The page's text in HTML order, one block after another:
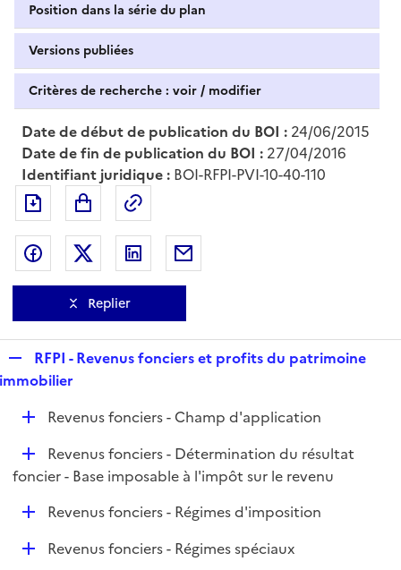
Position dans la série du plan
Versions publiées
Critères de recherche : voir / modifier
Date de début de publication du BOI : 24/06/2015
Date de fin de publication du BOI : 27/04/2016
Identifiant juridique : BOI-RFPI-PVI-10-40-110
Exporter le document au format pdf
Partager sur Facebook
Partager sur Twitter
Partager sur LinkedIn
Replier
e
l
i
e
r
RFPI - Revenus fonciers et profits du patrimoine
immobilier
D
l
Revenus fonciers - Champ d'application
D
é
Revenus fonciers - Détermination du résultat
foncier - Base imposable à l'impôt sur le revenu
DRevenus fonciers - Régimes d'imposition
DRevenus fonciers - Régimes spéciaux